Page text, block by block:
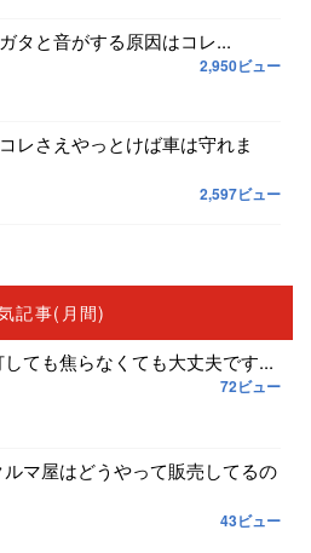
タと音がする原因はコレ...
2,950ビュー
レさえやっとけば車は守れま
2,597ビュー
記事(月間)
ても焦らなくても大丈夫です...
72ビュー
マ屋はどうやって販売してるの
43ビュー